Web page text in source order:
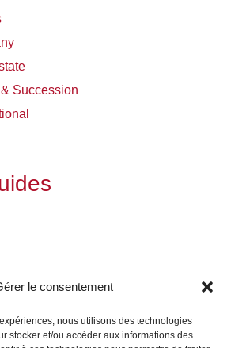
le consentement
nous utilisons des technologies
stocker et/ou accéder aux informations des
Succession